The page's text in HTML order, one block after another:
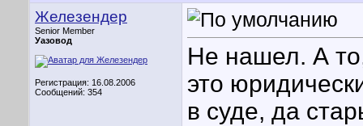
Железендер
Senior Member
Уазовод
Регистрация: 16.08.2006
Сообщений: 354
Не нашел. А
это
в суде, да